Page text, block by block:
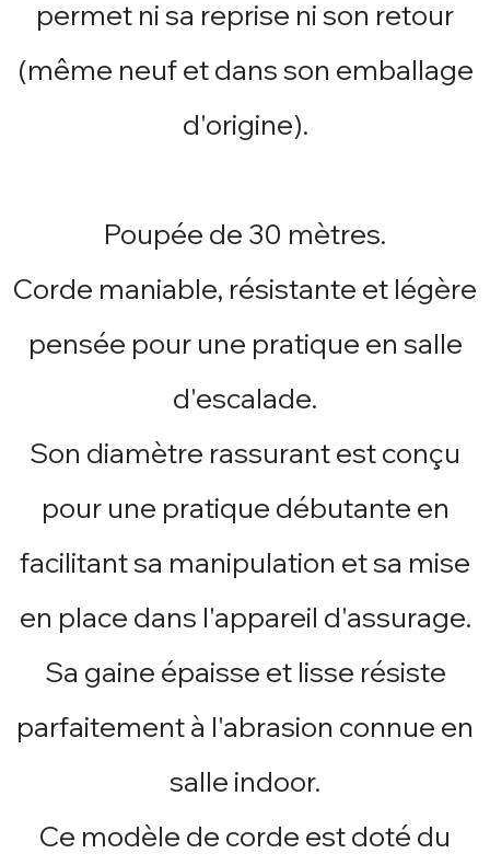
permet ni sa reprise ni son retour
(même neuf et dans son emballage
d'origine).
Poupée de 30 mètres.
Corde maniable, résistante et légère
pensée pour une pratique en salle
d'escalade.
Son diamètre rassurant est conçu
pour une pratique débutante en
facilitant sa manipulation et sa mise
en place dans l'appareil d'assurage.
Sa gaine épaisse et lisse résiste
parfaitement à l'abrasion connue en
salle indoor.
Ce modèle de corde est doté du